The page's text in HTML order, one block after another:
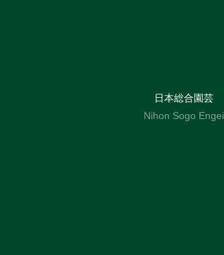
日本総合園芸
Nihon Sogo Engei